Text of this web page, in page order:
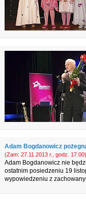
Adam Bogdanowicz
(Zam: 27.11.2013 r., godz. 17.00)
Adam Bogdanowicz nie
ostatnim posiedzeniu 19
wypowiedzeniu z